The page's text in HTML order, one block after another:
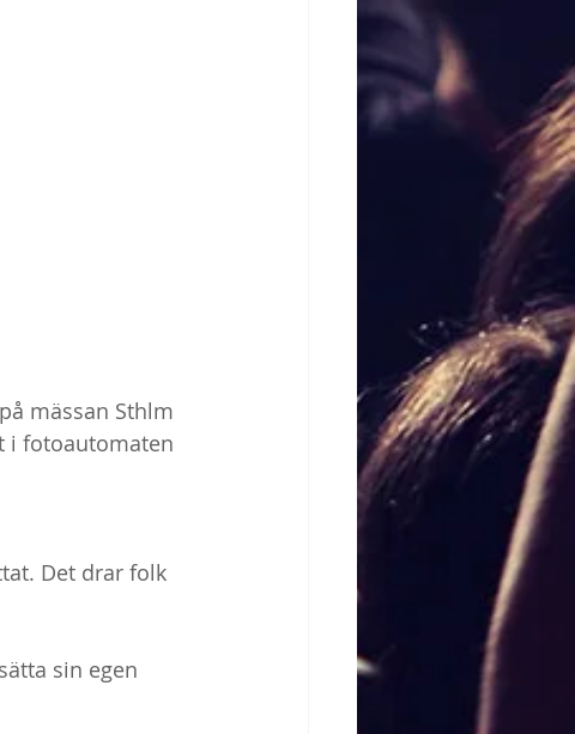
mässan Sthlm
i fotoautomaten
Det drar folk
sin egen